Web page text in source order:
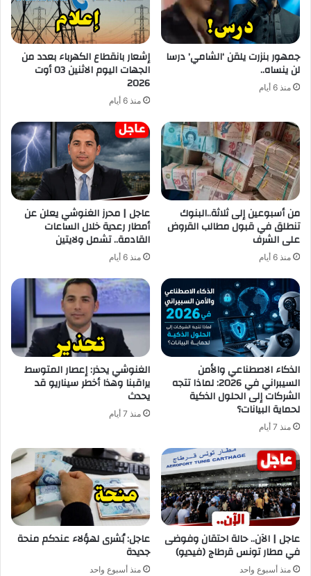
جمهور بنزرت يلقن ‘الشامي’ درسا
لن ينساه..
منذ 6 أيام
إشعار بانقطاع الكهرباء بعدد من
الجهات اليوم الاثنين 03 أوت
2026
منذ 6 أيام
من أسبوعين إلى ثلاثة..البنوك
تنطلق في قبول مطالب القروض
على الشرف
منذ 6 أيام
عاجل | محرز الغنوشي يعلن عن
أمطار رعدية خلال الساعات
القادمة.. تشمل ولايتين
منذ 6 أيام
الذكاء الاصطناعي والأمن
السيبراني في 2026: لماذا تتجه
الشركات إلى الحلول الذكية
لحماية البيانات؟
منذ 7 أيام
الغنوشي يحذر: إعصار المتوسط
يراقبنا وهذا أخطر سيناريو قد
يحدث
منذ 7 أيام
عاجل | الآن.. حالة احتقان وفوضى
في مطار تونس قرطاج (فيديو)
منذ أسبوع واحد
عاجل: بُشرى لهؤلاء عندكم منحة
جديدة
منذ أسبوع واحد